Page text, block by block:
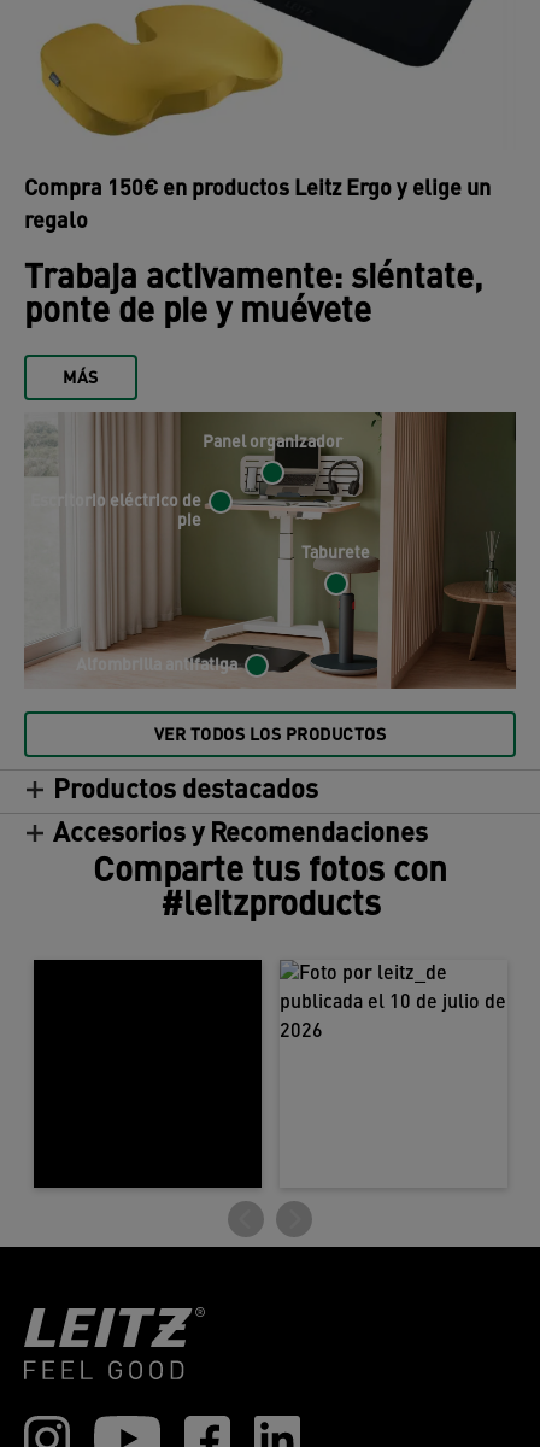
Compra 150€ en productos Leitz Ergo y elige un
regalo
Trabaja activamente: siéntate,
ponte de pie y muévete
MÁS
Escritorio eléctrico de
pie
Alfombrilla antifatiga
Panel organizador
Taburete
VER TODOS LOS PRODUCTOS
Productos destacados
Accesorios y Recomendaciones
Comparte tus fotos con
#leitzproducts